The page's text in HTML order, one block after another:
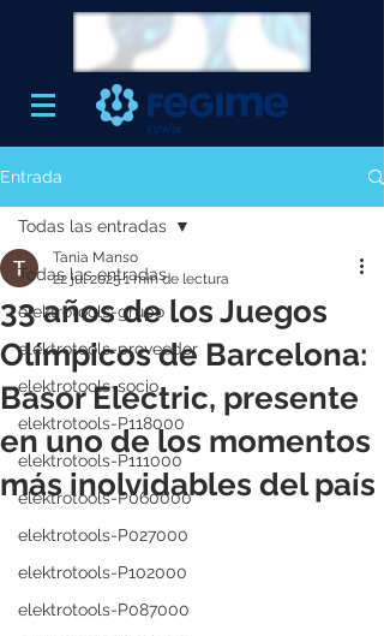
Entrada
Todas las entradas
elektrotools-grupo
elektrotools-proveedor
elektrotools-socio
elektrotools-P118000
elektrotools-P111000
elektrotools-P060000
elektrotools-P027000
elektrotools-P102000
elektrotools-P087000
Todas las entradas
33 años de los Juegos
Olímpicos de Barcelona:
Basor Electric, presente
en uno de los momentos
más inolvidables del país
Tania Manso
22 jul 20251 min de lectura